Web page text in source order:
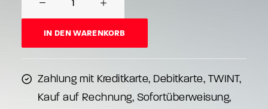
MengeIN DEN WARENKORB
Zahlung mit Kreditkarte, Debitkarte, TWINT,
Kauf auf Rechnung, Sofortüberweisung,